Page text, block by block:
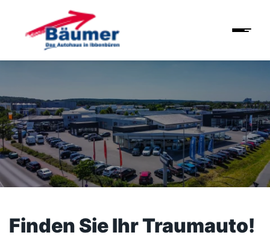
Finden Sie Ihr Traumauto!